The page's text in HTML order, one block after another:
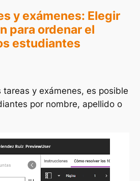
y exámenes: Elegir
para ordenar el
estudiantes
tareas y exámenes, es posible
por nombre, apellido o